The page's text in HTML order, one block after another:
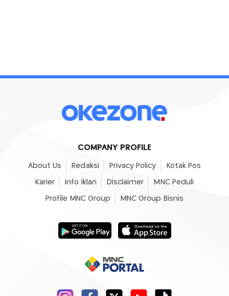
COMPANY PROFILE
About Us Redaksi Privacy Policy Kotak Pos
Karier Info Iklan Disclaimer MNC Peduli
Profile MNC Group MNC Group Bisnis